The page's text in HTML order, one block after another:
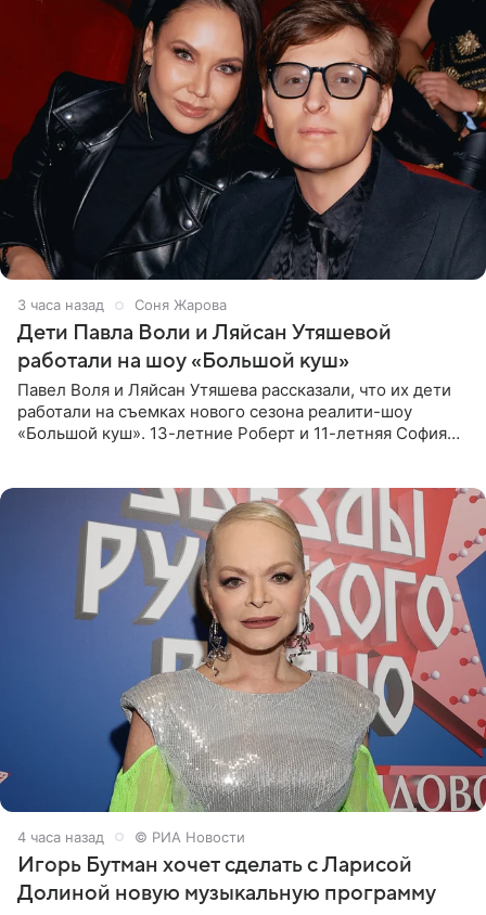
3 часа назад Соня Жарова
Дети Павла Воли и Ляйсан Утяшевой
работали на шоу «Большой куш»
Павел Воля и Ляйсан Утяшева рассказали, что их дети
работали на съемках нового сезона реалити-шоу
«Большой куш». 13-летние Роберт и 11-летняя София
4 часа назад © РИА Новости
Игорь Бутман хочет сделать с Ларисой
Долиной новую музыкальную программу